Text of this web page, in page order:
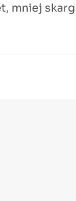
mniej